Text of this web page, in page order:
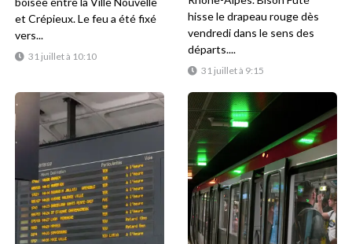
31 juillet à 10:10
et Crépieux. Le feu a été fixé
vers...
31 juillet à 9:15
hisse le drapeau rouge dès
vendredi dans le sens des
départs....